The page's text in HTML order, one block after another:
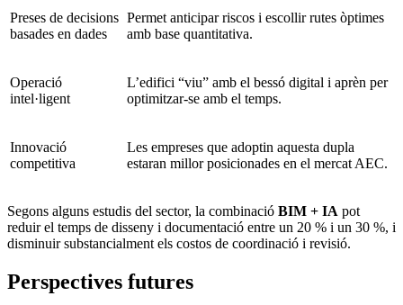
Preses de decisions
basades en dades
Permet anticipar riscos i escollir rutes òptimes
amb base quantitativa.
Operació
intel·ligent
L’edifici “viu” amb el bessó digital i aprèn per
optimitzar-se amb el temps.
Innovació
competitiva
Les empreses que adoptin aquesta dupla
estaran millor posicionades en el mercat AEC.
Segons alguns estudis del sector, la combinació BIM + IA pot
reduir el temps de disseny i documentació entre un 20 % i un 30 %, i
disminuir substancialment els costos de coordinació i revisió.
Perspectives futures